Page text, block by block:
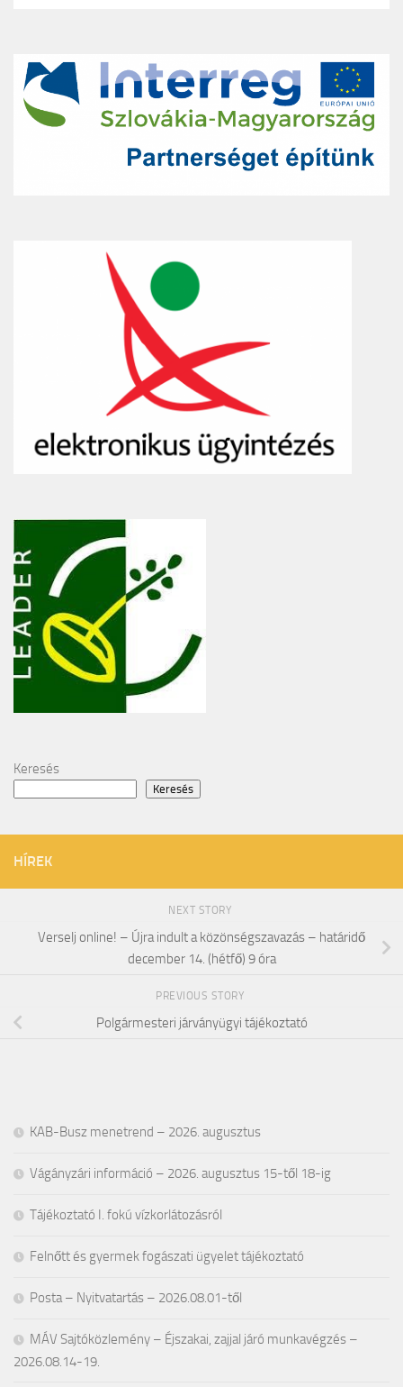
Keresés
Keresés
HÍREK
NEXT STORY
Verselj online! – Újra indult a közönségszavazás – határidő
december 14. (hétfő) 9 óra
PREVIOUS STORY
Polgármesteri járványügyi tájékoztató
KAB-Busz menetrend – 2026. augusztus
Vágányzári információ – 2026. augusztus 15-től 18-ig
Tájékoztató I. fokú vízkorlátozásról
Felnőtt és gyermek fogászati ügyelet tájékoztató
Posta – Nyitvatartás – 2026.08.01-től
MÁV Sajtóközlemény – Éjszakai, zajjal járó munkavégzés –
2026.08.14-19.